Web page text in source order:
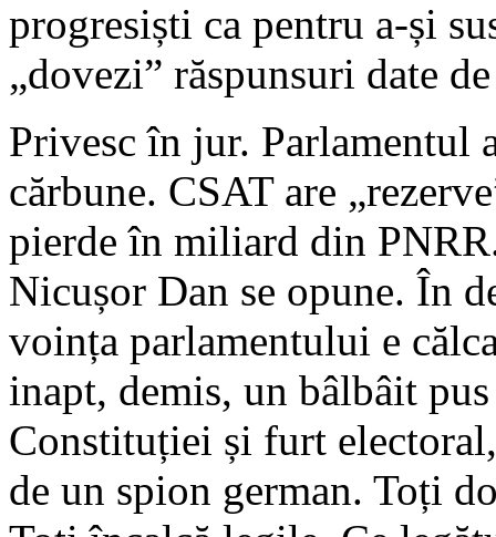
progresiști ca pentru a-și
„dovezi” răspunsuri date
Privesc în jur. Parlamentul
cărbune. CSAT are
pierde în miliard din
Nicușor Dan se opune. În
voința parlamentului e
inapt, demis, un bâlbâit
Constituției și furt
de un spion german. Toți